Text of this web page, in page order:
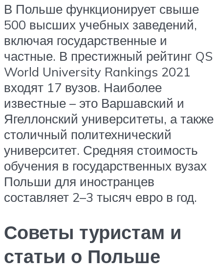
В Польше функционирует свыше
500 высших учебных заведений,
включая государственные и
частные. В престижный рейтинг QS
World University Rankings 2021
входят 17 вузов. Наиболее
известные – это Варшавский и
Ягеллонский университеты, а также
столичный политехнический
университет. Средняя стоимость
обучения в государственных вузах
Польши для иностранцев
составляет 2–3 тысяч евро в год.
Советы туристам и
статьи о Польше